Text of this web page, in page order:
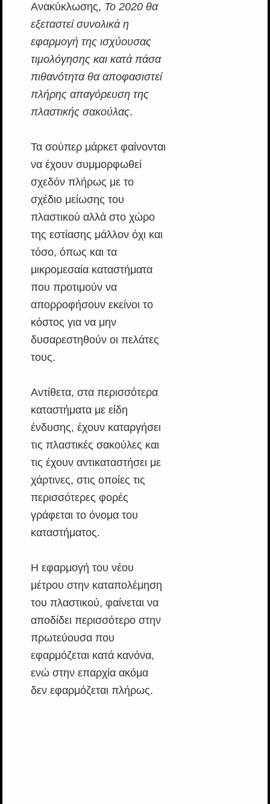
Ανακύκλωσης, Το 2020 θα
εξεταστεί συνολικά η
εφαρμογή της ισχύουσας
τιμολόγησης και κατά πάσα
πιθανότητα θα αποφασιστεί
πλήρης απαγόρευση της
πλαστικής σακούλας.
Τα σούπερ μάρκετ φαίνονται
να έχουν συμμορφωθεί
σχεδόν πλήρως με το
σχέδιο μείωσης του
πλαστικού αλλά στο χώρο
της εστίασης μάλλον όχι και
τόσο, όπως και τα
μικρομεσαία καταστήματα
που προτιμούν να
απορροφήσουν εκείνοι το
κόστος για να μην
δυσαρεστηθούν οι πελάτες
τους.
Αντίθετα, στα περισσότερα
καταστήματα με είδη
ένδυσης, έχουν καταργήσει
τις πλαστικές σακούλες και
τις έχουν αντικαταστήσει με
χάρτινες, στις οποίες τις
περισσότερες φορές
γράφεται το όνομα του
καταστήματος.
Η εφαρμογή του νέου
μέτρου στην καταπολέμηση
του πλαστικού, φαίνεται να
αποδίδει περισσότερο στην
πρωτεύουσα που
εφαρμόζεται κατά κανόνα,
ενώ στην επαρχία ακόμα
δεν εφαρμόζεται πλήρως.